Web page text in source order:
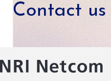
Contact us